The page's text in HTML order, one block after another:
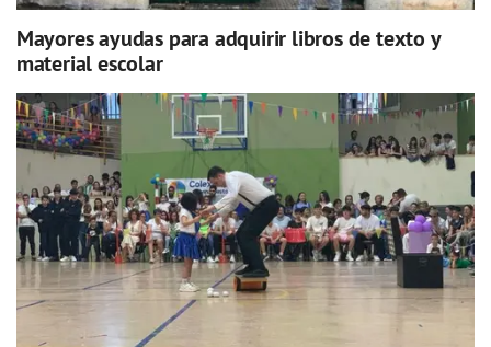
Mayores ayudas para adquirir libros de texto y
material escolar